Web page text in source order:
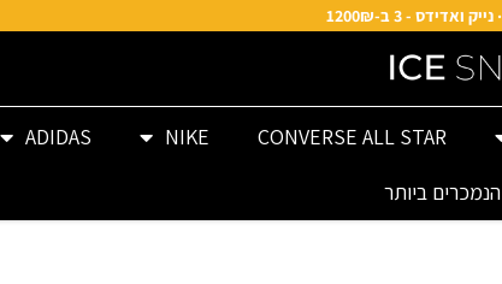
CONVERSE ALL STAR
NIKE
ADIDAS
הנמכרים ביותר